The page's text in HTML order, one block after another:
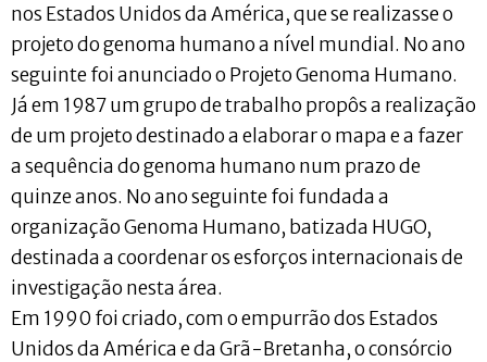
nos Estados Unidos da América, que se realizasse o
projeto do genoma humano a nível mundial. No ano
seguinte foi anunciado o Projeto Genoma Humano.
Já em 1987 um grupo de trabalho propôs a realização
de um projeto destinado a elaborar o mapa e a fazer
a sequência do genoma humano num prazo de
quinze anos. No ano seguinte foi fundada a
organização Genoma Humano, batizada HUGO,
destinada a coordenar os esforços internacionais de
investigação nesta área.
Em 1990 foi criado, com o empurrão dos Estados
Unidos da América e da Grã-Bretanha, o consórcio